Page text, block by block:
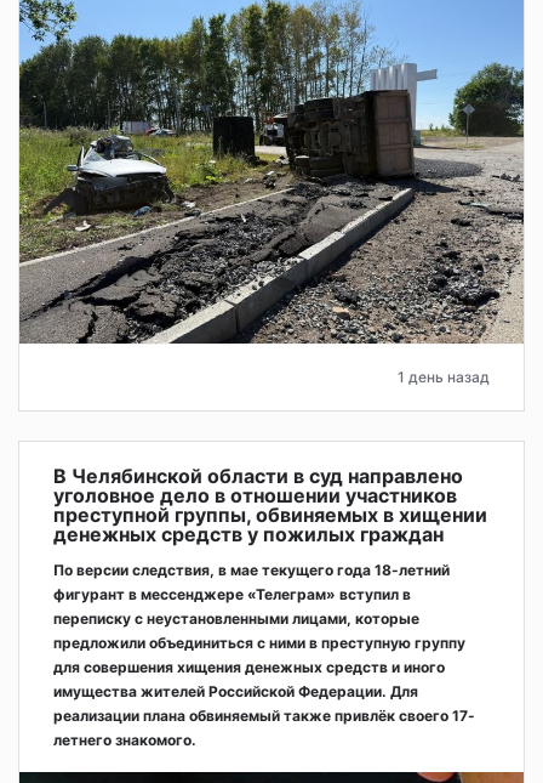
1 день назад
В Челябинской области в суд направлено
уголовное дело в отношении участников
преступной группы, обвиняемых в хищении
денежных средств у пожилых граждан
По версии следствия, в мае текущего года 18-летний
фигурант в мессенджере «Телеграм» вступил в
переписку с неустановленными лицами, которые
предложили объединиться с ними в преступную группу
для совершения хищения денежных средств и иного
имущества жителей Российской Федерации. Для
реализации плана обвиняемый также привлёк своего 17-
летнего знакомого.